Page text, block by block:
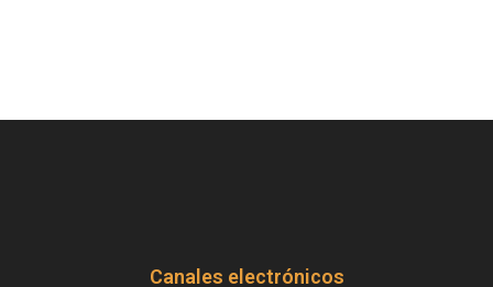
Canales electrónicos